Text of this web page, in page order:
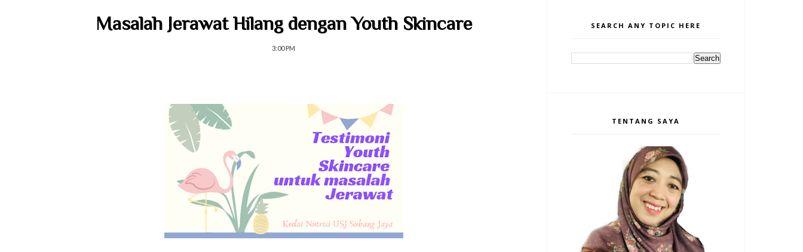
Masalah Jerawat Hilang dengan Youth Skincare
3:00 PM
SEARCH ANY TOPIC HERE
TENTANG SAYA